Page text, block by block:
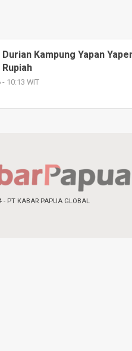
Kampung Yapan
10:13 WIT
- PT KABAR PAPUA GLOBAL